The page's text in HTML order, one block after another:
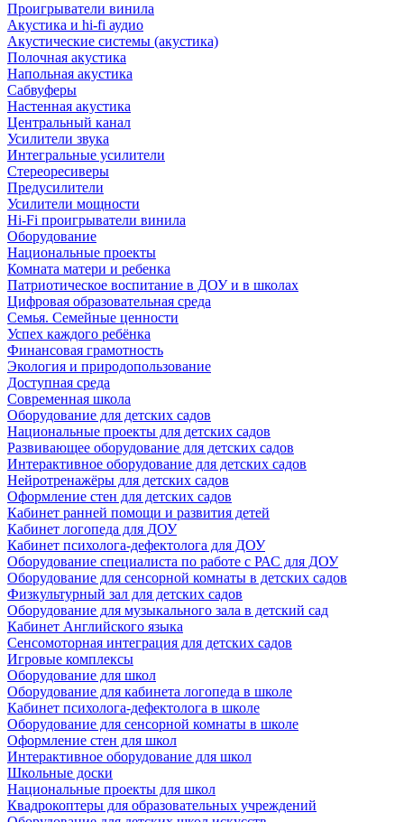
Проигрыватели винила
Акустика и hi-fi аудио
Акустические системы (акустика)
Полочная акустика
Напольная акустика
Сабвуферы
Настенная акустика
Центральный канал
Усилители звука
Интегральные усилители
Стереоресиверы
Предусилители
Усилители мощности
Hi-Fi проигрыватели винила
Оборудование
Национальные проекты
Комната матери и ребенка
Патриотическое воспитание в ДОУ и в школах
Цифровая образовательная среда
Семья. Семейные ценности
Успех каждого ребёнка
Финансовая грамотность
Экология и природопользование
Доступная среда
Современная школа
Оборудование для детских садов
Национальные проекты для детских садов
Развивающее оборудование для детских садов
Интерактивное оборудование для детских садов
Нейротренажёры для детских садов
Оформление стен для детских садов
Кабинет ранней помощи и развития детей
Кабинет логопеда для ДОУ
Кабинет психолога-дефектолога для ДОУ
Оборудование специалиста по работе с РАС для ДОУ
Оборудование для сенсорной комнаты в детских садов
Физкультурный зал для детских садов
Оборудование для музыкального зала в детский сад
Кабинет Английского языка
Сенсомоторная интеграция для детских садов
Игровые комплексы
Оборудование для школ
Оборудование для кабинета логопеда в школе
Кабинет психолога-дефектолога в школе
Оборудование для сенсорной комнаты в школе
Оформление стен для школ
Интерактивное оборудование для школ
Школьные доски
Национальные проекты для школ
Квадрокоптеры для образовательных учреждений